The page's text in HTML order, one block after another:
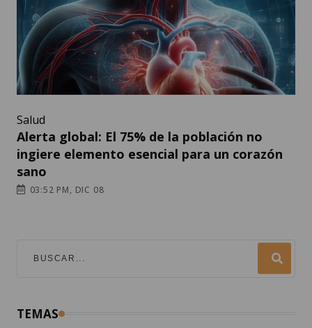
Salud
Alerta global: El 75% de la población no
ingiere elemento esencial para un corazón
sano
03:52 PM, DIC 08
TEMAS